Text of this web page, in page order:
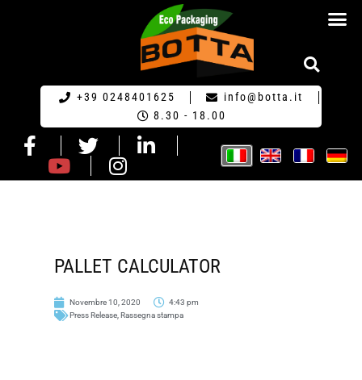
+39 0248401625
info@botta.it
8.30 - 18.00
PALLET CALCULATOR
Novembre 10, 2020
4:43 pm
Press Release,Rassegna stampa